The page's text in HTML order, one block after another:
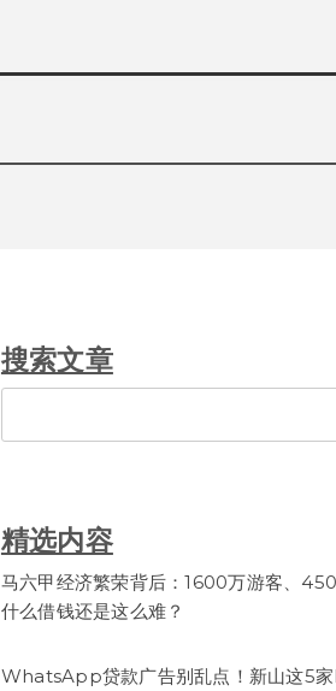
搜索文章
精选内容
马六甲经济繁荣背后：1600万游客、
什么借钱还是这么难？
WhatsApp贷款广告别乱点！新山这5